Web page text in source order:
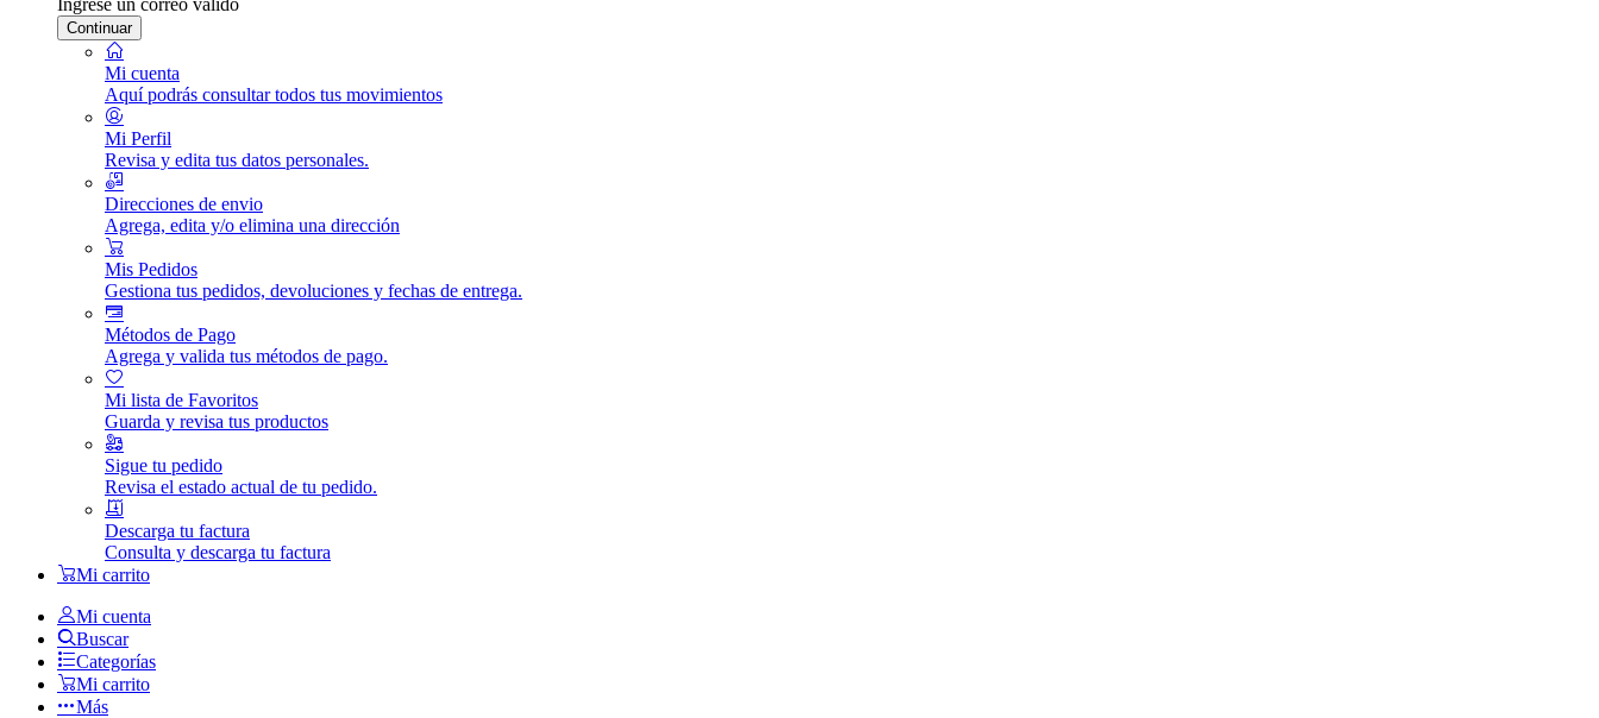
Continuar
Mi cuenta
Aquí podrás consultar todos tus movimientos
Mi Perfil
Revisa y edita tus datos personales.
Direcciones de envio
Agrega, edita y/o elimina una dirección
Mis Pedidos
Gestiona tus pedidos, devoluciones y fechas de entrega.
Métodos de Pago
Agrega y valida tus métodos de pago.
Mi lista de Favoritos
Guarda y revisa tus productos
Sigue tu pedido
Revisa el estado actual de tu pedido.
Descarga tu factura
Consulta y descarga tu factura
Mi carrito
Mi cuenta
Buscar
Categorías
Mi carrito
Más